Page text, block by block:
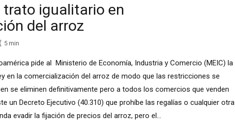
igualitario en
del arroz
5min
pide al Ministerio de Economía, Industria y Comercio (MEIC) la
en la comercialización del arroz de modo que las restricciones se
se eliminen definitivamente pero a todos los comercios que venden
un Decreto Ejecutivo (40.310) que prohíbe las regalías o cualquier otra
evadir la fijación de precios del arroz, pero el...